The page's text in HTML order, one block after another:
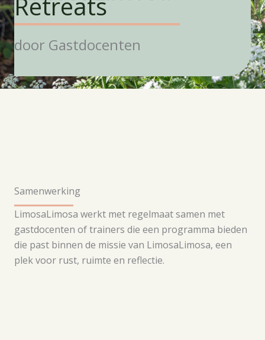
door Gastdocenten
Samenwerking
LimosaLimosa werkt met regelmaat samen met
gastdocenten of trainers die een programma bieden
die past binnen de missie van LimosaLimosa, een
plek voor rust, ruimte en reflectie.